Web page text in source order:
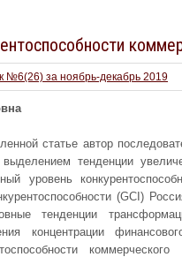
№6(26) за ноябрь-декабрь 2019
статье автор
выделением тенденции
уровень
(GCI)
тенденции
концентрации